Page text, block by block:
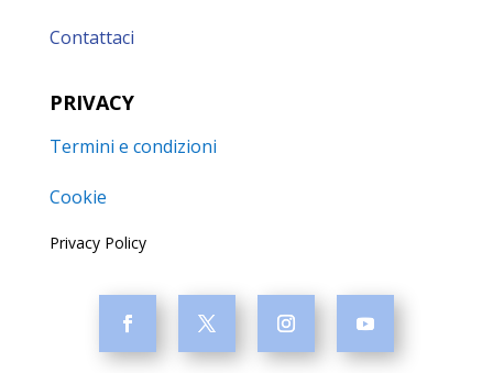
Contattaci
PRIVACY
Termini e condizioni
Cookie
Privacy Policy